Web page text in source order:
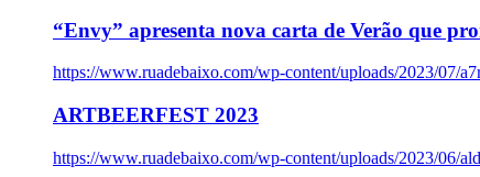
“Envy” apresenta nova carta de Verão que
https://www.ruadebaixo.com/wp-content/uploads/2023/07/
ARTBEERFEST 2023
https://www.ruadebaixo.com/wp-content/uploads/2023/06/